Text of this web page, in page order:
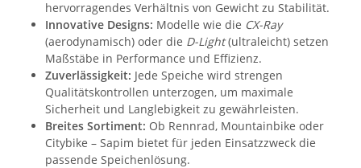
hervorragendes Verhältnis von Gewicht zu Stabilität.
Innovative Designs: Modelle wie die CX-Ray
(aerodynamisch) oder die D-Light(ultraleicht) setzen
Maßstäbe in Performance und Effizienz.
Zuverlässigkeit: Jede Speiche wird strengen
Qualitätskontrollen unterzogen, um maximale
Sicherheit und Langlebigkeit zu gewährleisten.
Breites Sortiment: Ob Rennrad, Mountainbike oder
Citybike – Sapim bietet für jeden Einsatzzweck die
passende Speichenlösung.